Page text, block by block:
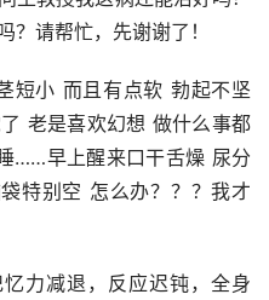
？请帮忙，先谢谢了！
短小 而且有点软 勃起不坚
老是喜欢幻想 做什么事都
……早上醒来口干舌燥 尿分
特别空 怎么办？？？我才
力减退，反应迟钝，全身